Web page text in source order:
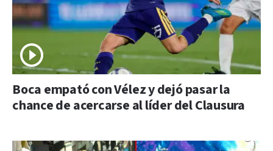
Boca empató con Vélez y dejó pasar la
chance de acercarse al líder del Clausura